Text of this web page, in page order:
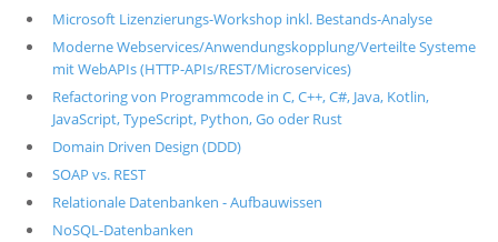
Microsoft Lizenzierungs-Workshop inkl. Bestands-Analyse
Moderne Webservices/Anwendungskopplung/Verteilte Systeme
mit WebAPIs (HTTP-APIs/REST/Microservices)
Refactoring von Programmcode in C, C++, C#, Java, Kotlin,
JavaScript, TypeScript, Python, Go oder Rust
Domain Driven Design (DDD)
SOAP vs. REST
Relationale Datenbanken - Aufbauwissen
NoSQL-Datenbanken